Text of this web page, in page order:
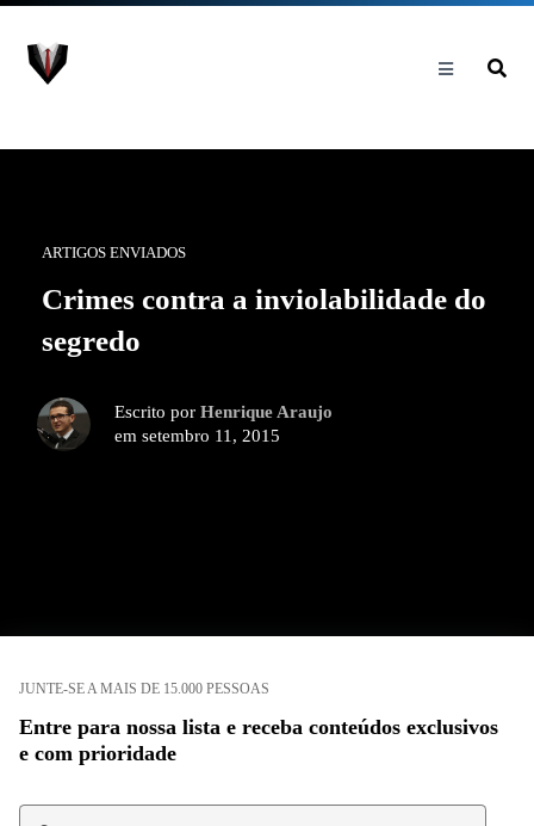
ARTIGOS ENVIADOS
Crimes contra a inviolabilidade do
segredo
Escrito por Henrique Araujo
em setembro 11, 2015
JUNTE-SE A MAIS DE 15.000 PESSOAS
Entre para nossa lista e receba conteúdos exclusivos
e com prioridade